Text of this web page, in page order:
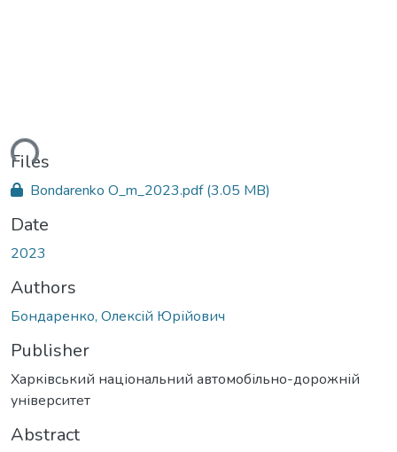
Files
Bondarenko О_m_2023.pdf(3.05 MB)
Date
2023
Authors
Бондаренко, Олексій Юрійович
Publisher
Харківський національний автомобільно-дорожній
університет
Abstract